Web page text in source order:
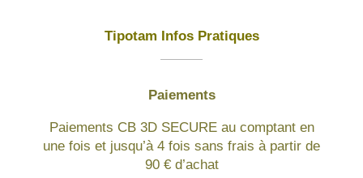
Tipotam Infos Pratiques
Paiements
Paiements CB 3D SECURE au comptant en
une fois et jusqu’à 4 fois sans frais à partir de
90 € d’achat